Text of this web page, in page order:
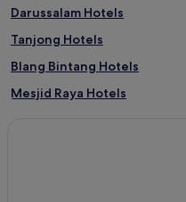
Darussalam Hotels
Tanjong Hotels
Blang Bintang Hotels
Mesjid Raya Hotels